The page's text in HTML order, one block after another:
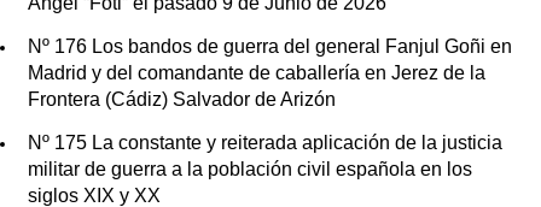
Nº 176 Los bandos de guerra del general Fanjul Goñi en
Madrid y del comandante de caballería en Jerez de la
Frontera (Cádiz) Salvador de Arizón
Nº 175 La constante y reiterada aplicación de la justicia
militar de guerra a la población civil española en los
siglos XIX y XX